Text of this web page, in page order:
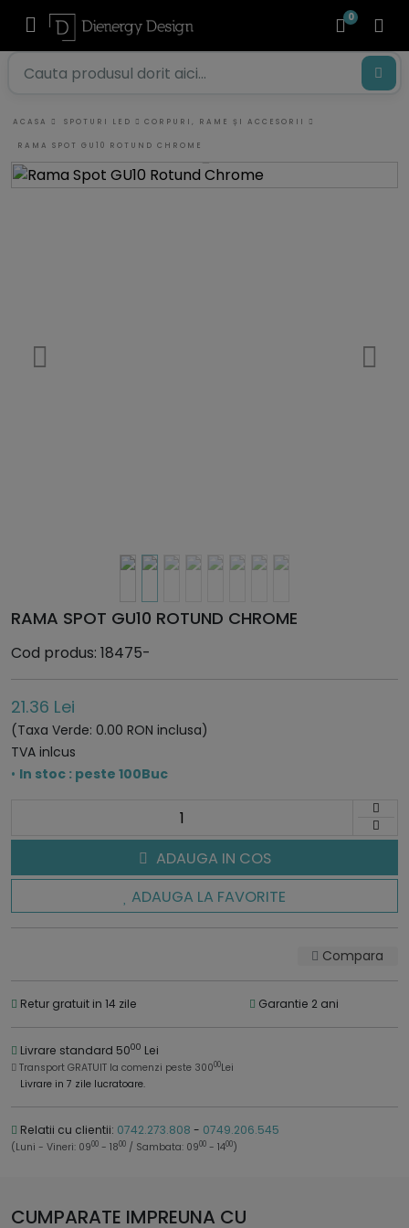
0
ACASA SPOTURI LED CORPURI, RAME ȘI ACCESORII
RAMA SPOT GU10 ROTUND CHROME
RAMA SPOT GU10 ROTUND CHROME
Cod produs: 18475-
21.36 Lei
(Taxa Verde: 0.00 RON inclusa)
TVA inlcus
• In stoc : peste 100Buc
ADAUGA IN COS
ADAUGA LA FAVORITE
Compara
Retur gratuit in 14 zile Garantie 2 ani
Livrare standard 5000 Lei
Transport GRATUIT la comenzi peste 30000Lei
Livrare in 7 zile lucratoare.
Relatii cu clientii: 0742.273.808 - 0749.206.545
(Luni - Vineri: 0900 - 1800 / Sambata: 0900 - 1400)
CUMPARATE IMPREUNA CU